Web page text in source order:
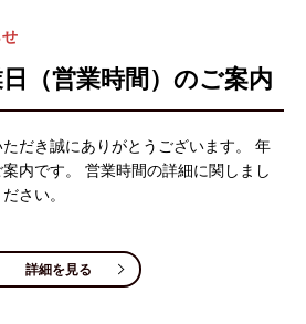
（営業時間）のご案内
だき誠にありがとうございます。 年
内です。 営業時間の詳細に関しまし
さい。
詳細を見る